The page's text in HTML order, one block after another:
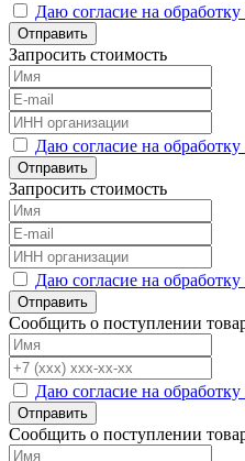
Даю согласие на
Отправить
Запросить стоимость
Даю согласие на
Отправить
Запросить стоимость
Даю согласие на
Отправить
Сообщить о поступлении
Даю согласие на
Отправить
Сообщить о поступлении